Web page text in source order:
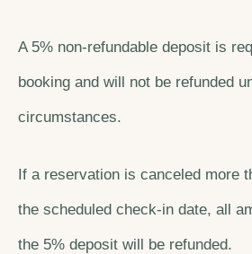
A 5% non-refundable deposit is
booking and will not be refunded
circumstances.
If a reservation is canceled more
the scheduled check-in date, all
the 5% deposit will be refunded.